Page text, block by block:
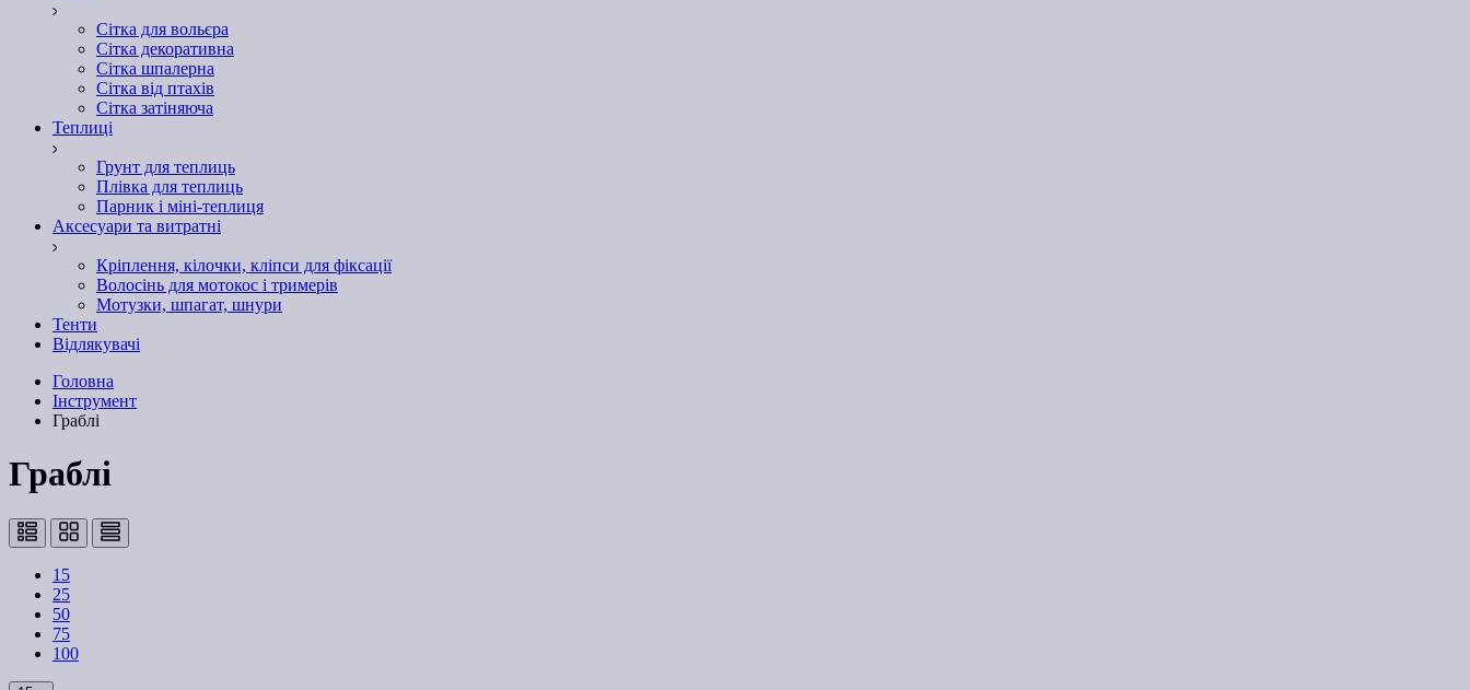
Сітка для вольєра
Сітка декоративна
Сітка шпалерна
Сітка від птахів
Сітка затіняюча
Теплиці
Грунт для теплиць
Плівка для теплиць
Парник і міні-теплиця
Аксесуари та витратні
Кріплення, кілочки, кліпси для фіксації
Волосінь для мотокос і тримерів
Мотузки, шпагат, шнури
Тенти
Відлякувачі
Головна
Інструмент
Граблі
Граблі
15
25
50
75
100